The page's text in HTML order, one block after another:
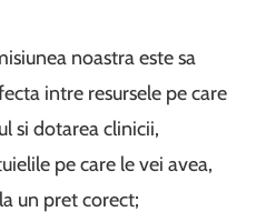
noastra este sa
intre resursele pe care
si dotarea clinicii,
pe care le vei avea,
un pret corect;